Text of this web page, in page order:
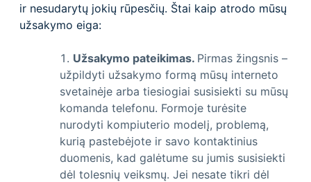
ir nesudarytų jokių rūpesčių. Štai kaip atrodo mūsų
užsakymo eiga:
Užsakymo pateikimas. Pirmas žingsnis –
užpildyti užsakymo formą mūsų interneto
svetainėje arba tiesiogiai susisiekti su mūsų
komanda telefonu. Formoje turėsite
nurodyti kompiuterio modelį, problemą,
kurią pastebėjote ir savo kontaktinius
duomenis, kad galėtume su jumis susisiekti
dėl tolesnių veiksmų. Jei nesate tikri dėl